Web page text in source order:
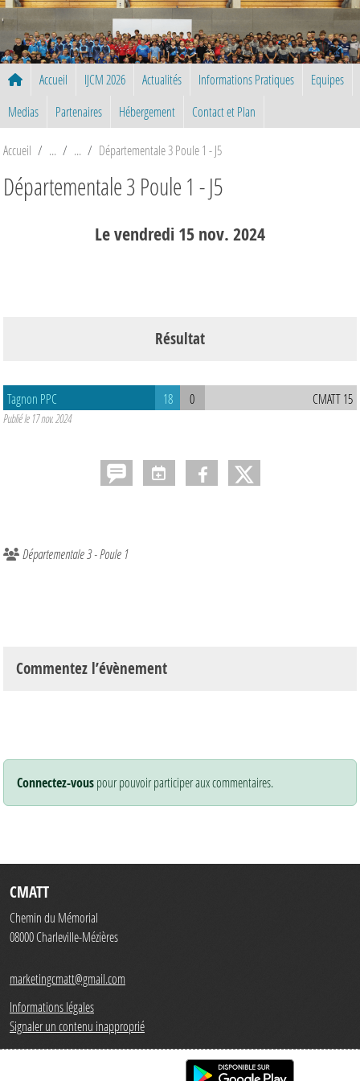
Accueil IJCM 2026 Actualités Informations Pratiques
Equipes
Medias
Partenaires Hébergement Contact et Plan
Accueil Départementale 3 Poule 1 - J5
Départementale 3 Poule 1 - J5
Levendredi15nov.2024
Résultat
Tagnon PPC 18 0 CMATT 15
Publié le 17 nov. 2024
Départementale 3 - Poule 1
Commentez l’évènement
Connectez-vouspour pouvoir participer aux commentaires.
CMATT
Chemin du Mémorial
08000Charleville-Mézières
marketingcmatt@gmail.com
Informations légales
Signaler un contenu inapproprié
Panneau de gestion des cookies